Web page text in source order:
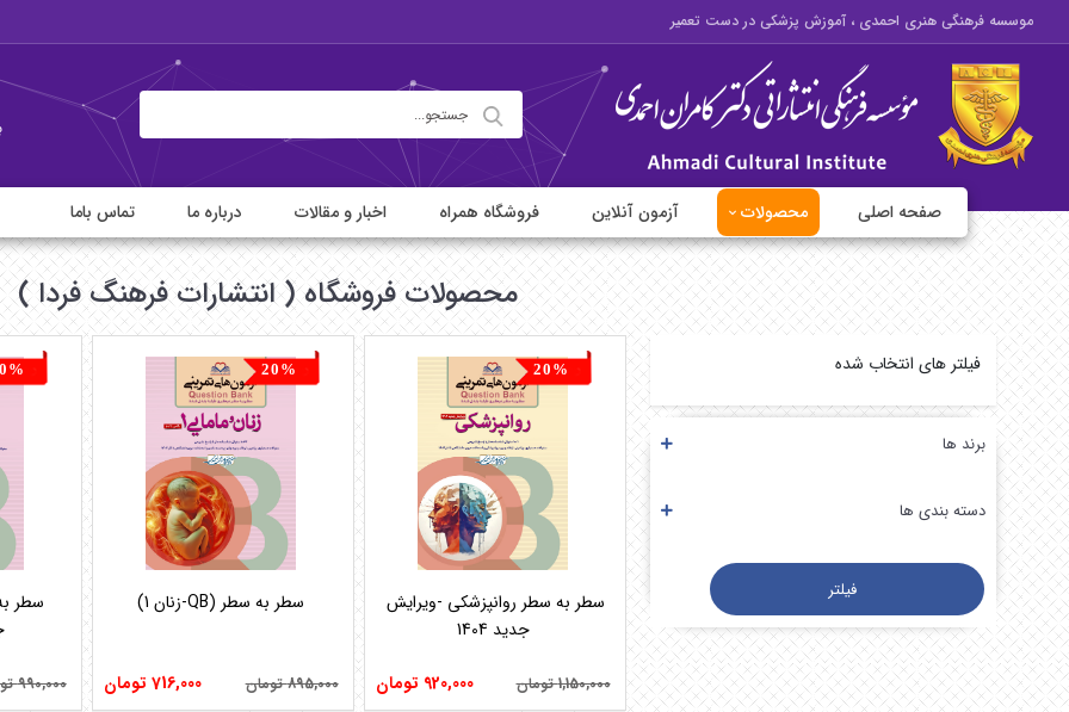
موسسه فرهنگی هنری احمدی ، آموزش پزشکی در دست تعمیر
صفحه اصلی محصولات آزمون آنلاین فروشگاه همراه اخبار و مقالات درباره ما تماس باما
محصولات فروشگاه ( انتشارات فرهنگ فردا )
فیلتر های انتخاب شده
برند ها
دسته بندی ها
20%
1,150,000 تومان 920,000 تومان
20%
895,000 تومان 716,000 تومان 990,000 تومان